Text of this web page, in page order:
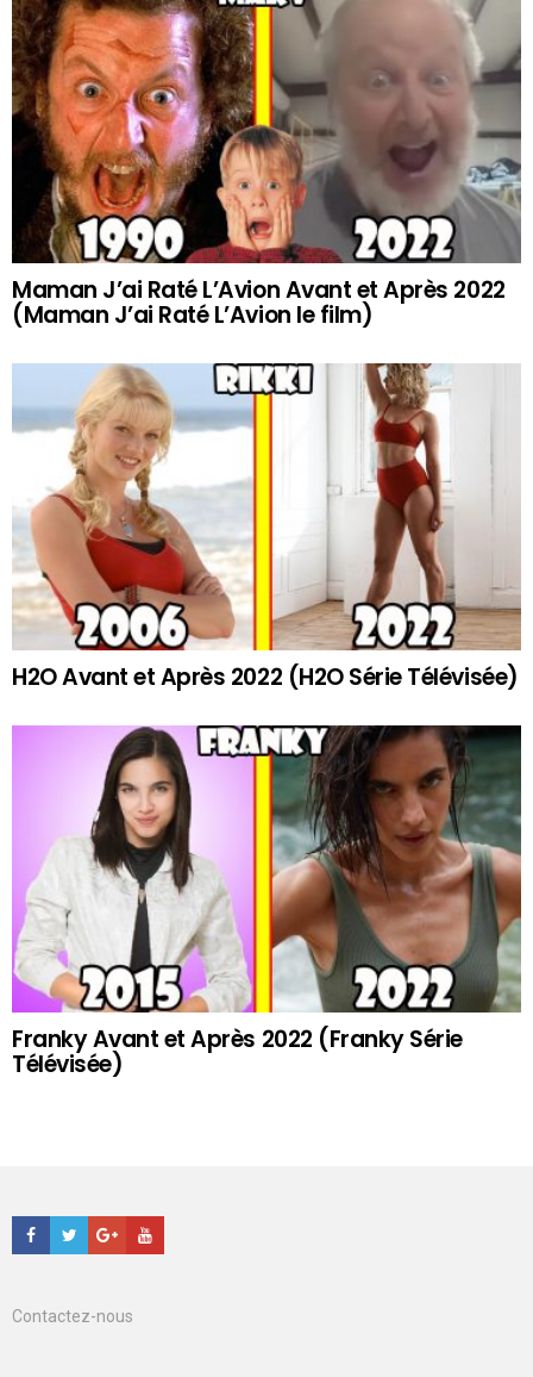
Maman J’ai Raté L’Avion Avant et Après 2022
(Maman J’ai Raté L’Avion le film)
H2O Avant et Après 2022 (H2O Série Télévisée)
Franky Avant et Après 2022 (Franky Série
Télévisée)
Facebook
TwitterGoogle+Youtube
Contactez-nous